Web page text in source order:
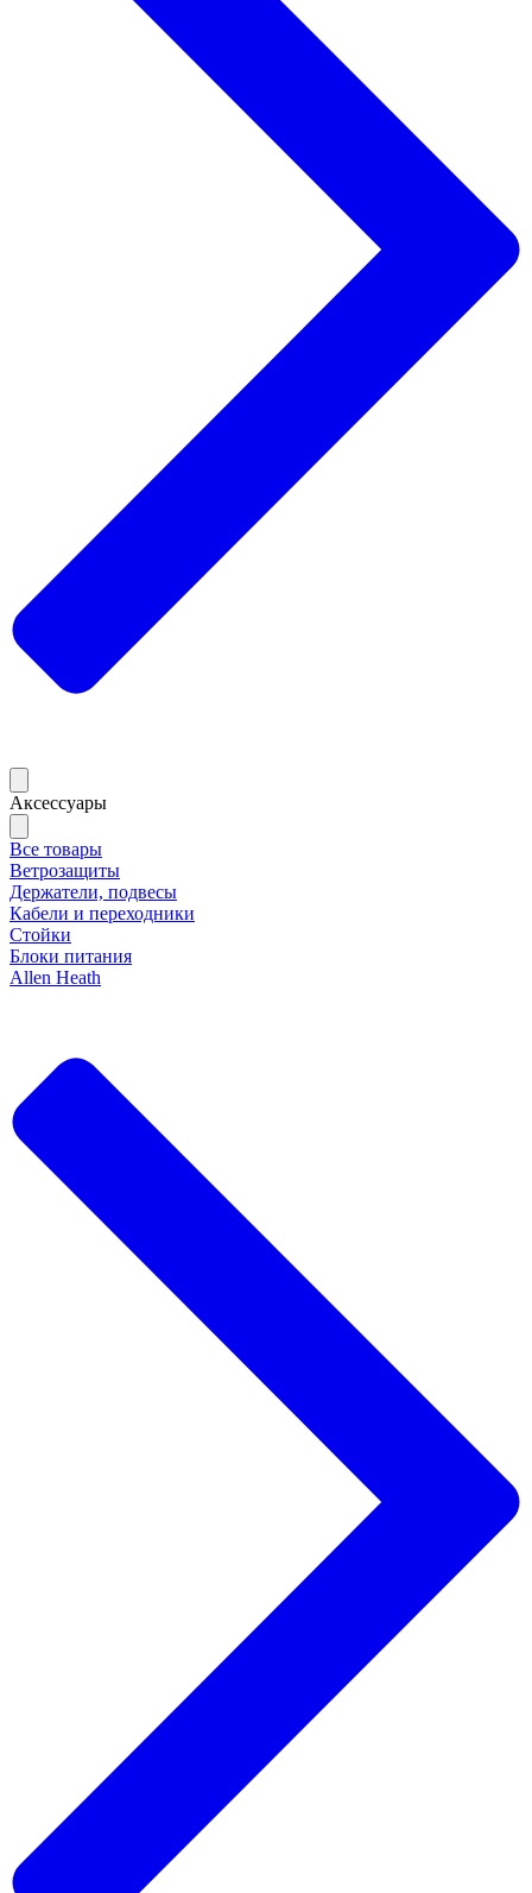
Аксессуары
Все товары
Ветрозащиты
Держатели, подвесы
Кабели и переходники
Стойки
Блоки питания
Allen Heath